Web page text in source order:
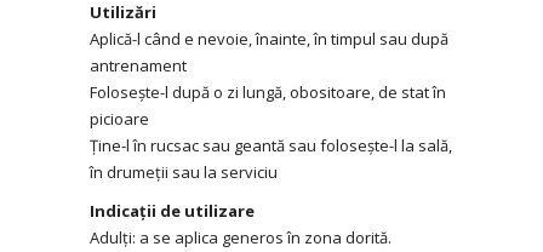
Utilizări
Aplică-l când e nevoie, înainte, în timpul sau după
antrenament
Folosește-l după o zi lungă, obositoare, de stat în
picioare
Ține-l în rucsac sau geantă sau folosește-l la sală,
în drumeții sau la serviciu
Indicații de utilizare
Adulți: a se aplica generos în zona dorită.